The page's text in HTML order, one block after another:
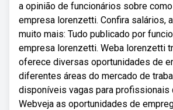
a opinião de funcionários sobre
empresa lorenzetti. Confira salários,
muito mais: Tudo publicado por
empresa lorenzetti. Weba lorenzetti
oferece diversas oportunidades de
diferentes áreas do mercado de
disponíveis vagas para profissionais
Webveja as oportunidades de